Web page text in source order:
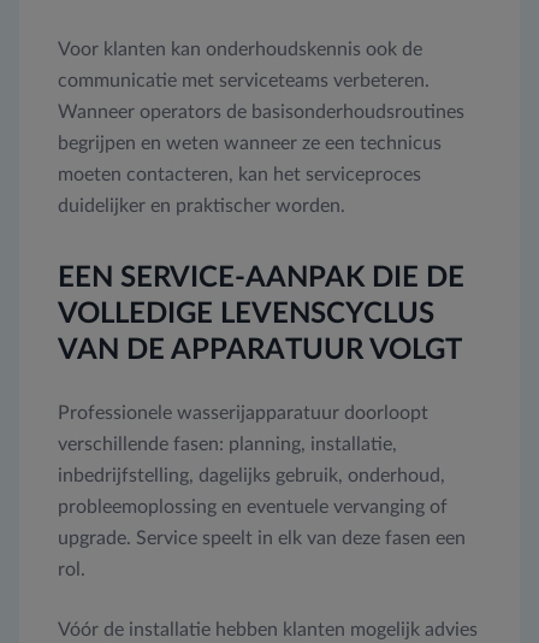
Voor klanten kan onderhoudskennis ook de
communicatie met serviceteams verbeteren.
Wanneer operators de basisonderhoudsroutines
begrijpen en weten wanneer ze een technicus
moeten contacteren, kan het serviceproces
duidelijker en praktischer worden.
EEN SERVICE-AANPAK DIE DE
VOLLEDIGE LEVENSCYCLUS
VAN DE APPARATUUR VOLGT
Professionele wasserijapparatuur doorloopt
verschillende fasen: planning, installatie,
inbedrijfstelling, dagelijks gebruik, onderhoud,
probleemoplossing en eventuele vervanging of
upgrade. Service speelt in elk van deze fasen een
rol.
Vóór de installatie hebben klanten mogelijk advies